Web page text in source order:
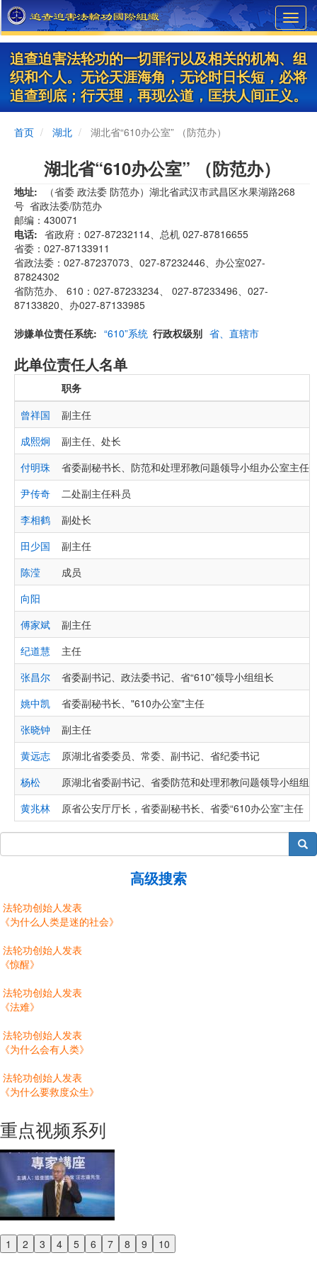
Skip
to
main
content
追查迫害法轮功的一切罪行以及相关的机构、组
织和个人。无论天涯海角，无论时日长短，必将
追查到底；行天理，再现公道，匡扶人间正义。
首页 湖北 湖北省“610办公室” （防范办）
湖北省“610办公室” （防范办）
地址
​（省委 政法委 防范办）湖北省武汉市武昌区水果湖路268
号 省政法委/防范办
邮编：430071
电话
省政府：027-87232114、总机 027-87816655
省委：027-87133911
省政法委：027-87237073、027-87232446、办公室027-
87824302
省防范办、 610：027-87233234、 027-87233496、027-
87133820、办027-87133985
涉嫌单位责任系统
“610”系统 行政权级别 省、直辖市
此单位责任人名单
职务
曾祥国
副主任
成熙炯
副主任、处长
付明珠
省委副秘书长、防范和处理邪教问题领导小组办公室主任
尹传奇
二处副主任科员
李相鹤
副处长
田少国
副主任
陈滢
成员
向阳
傅家斌
副主任
纪道慧
主任
张昌尔
省委副书记、政法委书记、省“610”领导小组组长
姚中凯
省委副秘书长、"610办公室"主任
张晓钟
副主任
黄远志
原湖北省委委员、常委、副书记、省纪委书记
杨松
原湖北省委副书记、省委防范和处理邪教问题领导小组组
黄兆林
原省公安厅厅长，省委副秘书长、省委“610办公室”主任
搜索
高级搜索
法轮功创始人发表
《为什么人类是迷的社会》
法轮功创始人发表
《惊醒》
法轮功创始人发表
《法难》
法轮功创始人发表
《为什么会有人类》
法轮功创始人发表
《为什么要救度众生》
重点视频系列
1 2 3 4 5 6 7 8 9 10
Previous